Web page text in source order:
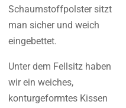
Schaumstoffpolster sitzt
man sicher und weich
eingebettet.
Unter dem Fellsitz haben
wir ein weiches,
konturgeformtes Kissen